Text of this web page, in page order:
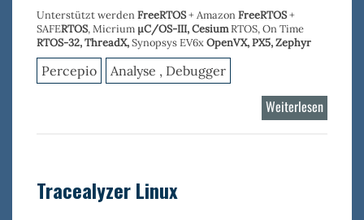
Unterstützt werden FreeRTOS+ Amazon FreeRTOS+
SAFERTOS, Micrium µC/OS-III,CesiumRTOS, On Time
RTOS-32,ThreadX,Synopsys EV6xOpenVX,PX5, Zephyr
Percepio Analyse , Debugger
Weiterlesen
Tracealyzer Linux